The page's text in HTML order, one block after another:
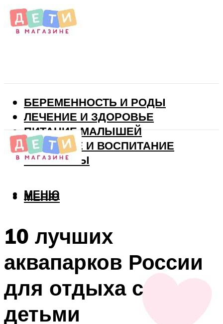
БЕРЕМЕННОСТЬ И РОДЫ
ЛЕЧЕНИЕ И ЗДОРОВЬЕ
ПИТАНИЕ МАЛЫШЕЙ
РАЗВИТИЕ И ВОСПИТАНИЕ
ВИТАМИНЫ
МЕНЮ
МЕНЮ
10 лучших
аквапарков России
для отдыха с
детьми